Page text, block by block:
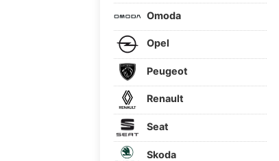
Omoda
Opel
Peugeot
Renault
Seat
Skoda